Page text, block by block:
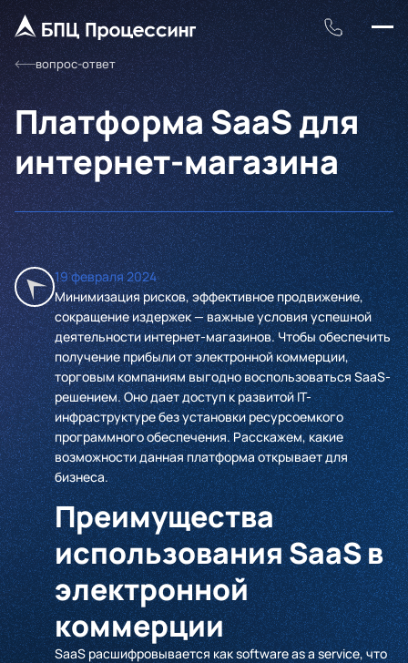
вопрос-ответ
Платформа SaaS для
интернет-магазина
19 февраля 2024
Минимизация рисков, эффективное продвижение,
сокращение издержек — важные условия успешной
деятельности интернет-магазинов. Чтобы обеспечить
получение прибыли от электронной коммерции,
торговым компаниям выгодно воспользоваться SaaS-
решением. Оно дает доступ к развитой IT-
инфраструктуре без установки ресурсоемкого
программного обеспечения. Расскажем, какие
возможности данная платформа открывает для
бизнеса.
Преимущества
использования SaaS в
электронной
коммерции
SaaS расшифровывается как software as a service, что